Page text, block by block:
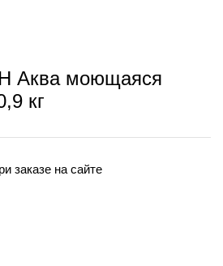
Аква моющаяся
кг
заказе на сайте